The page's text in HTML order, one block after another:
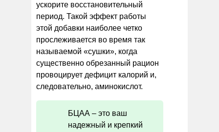
ускорите восстановительный
период. Такой эффект работы
этой добавки наиболее четко
прослеживается во время так
называемой «сушки», когда
существенно обрезанный рацион
провоцирует дефицит калорий и,
следовательно, аминокислот.
БЦАА – это ваш
надежный и крепкий